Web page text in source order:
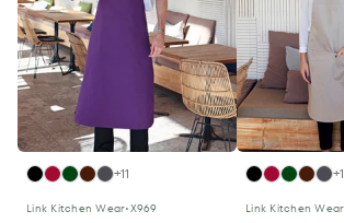
+11
Link Kitchen Wear•X969 Link Kitchen Wear